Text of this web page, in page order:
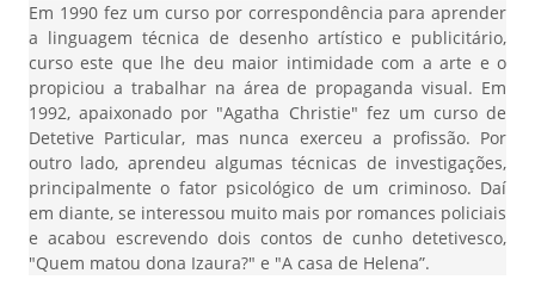
Em 1990 fez um curso por correspondência para aprender
a linguagem técnica de desenho artístico e publicitário,
curso este que lhe deu maior intimidade com a arte e o
propiciou a trabalhar na área de propaganda visual. Em
1992, apaixonado por "Agatha Christie" fez um curso de
Detetive Particular, mas nunca exerceu a profissão. Por
outro lado, aprendeu algumas técnicas de investigações,
principalmente o fator psicológico de um criminoso. Daí
em diante, se interessou muito mais por romances policiais
e acabou escrevendo dois contos de cunho detetivesco,
"Quem matou dona Izaura?" e "A casa de Helena”.